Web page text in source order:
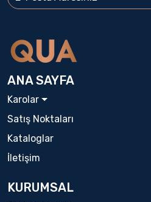
ANA SAYFA
Karolar
Satış Noktaları
Kataloglar
İletişim
KURUMSAL